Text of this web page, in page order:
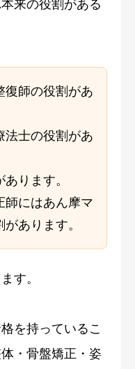
来の役割がある
復師の役割があ
法士の役割があ
ります。
師にはあん摩マ
あります。
す。
を持っているこ
・骨盤矯正・姿